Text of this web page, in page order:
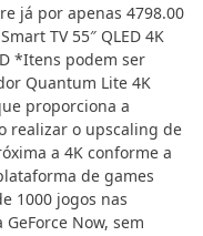
já por apenas 4798.00
TV 55″ QLED 4K
*Itens podem ser
Quantum Lite 4K
proporciona a
realizar o upscaling de
a 4K conforme a
de games
1000 jogos nas
Now, sem